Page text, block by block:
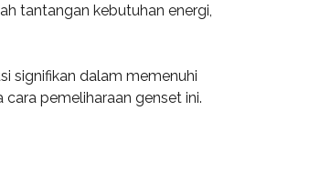
tantangan kebutuhan energi,
signifikan dalam memenuhi
pemeliharaan genset ini.